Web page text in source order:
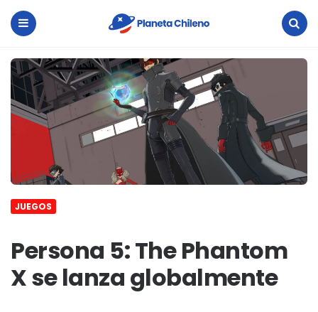
Planeta
Chileno
JUEGOS
Persona 5: The Phantom
X se lanza globalmente